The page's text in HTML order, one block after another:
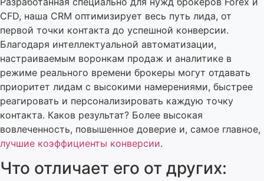
CFD, наша CRM оптимизирует весь путь лида, от
первой точки контакта до успешной конверсии.
Благодаря интеллектуальной автоматизации,
настраиваемым воронкам продаж и аналитике в
режиме реального времени брокеры могут отдавать
приоритет лидам с высокими намерениями, быстрее
реагировать и персонализировать каждую точку
контакта. Каков результат? Более высокая
вовлеченность, повышенное доверие и, самое главное,
лучшие коэффициенты конверсии.
Что отличает его от других: